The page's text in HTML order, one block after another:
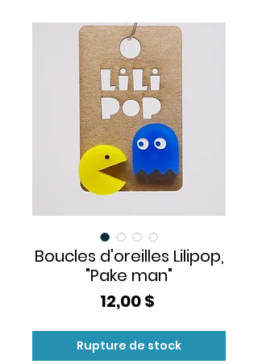
Boucles d'oreilles Lilipop,
"Pake man"
12,00 $Prix
Rupture de stock